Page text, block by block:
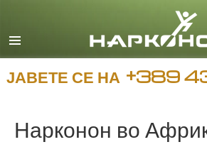
ЈАВЕТЕ СЕ НА +389
Нарконон во